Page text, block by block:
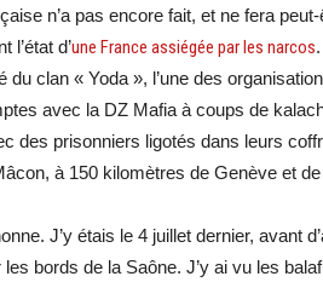
n’a pas encore fait, et ne fera
l’état d’une France assiégée par les narcos
du clan « Yoda », l’une des
avec la DZ Mafia à coups de
des prisonniers ligotés dans leurs
à 150 kilomètres de Genève et
J’y étais le 4 juillet dernier, avant
bords de la Saône. J’y ai vu les